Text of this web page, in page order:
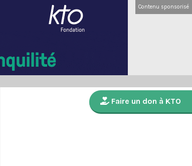
Contenu sponsorisé
Faire un don à KTO